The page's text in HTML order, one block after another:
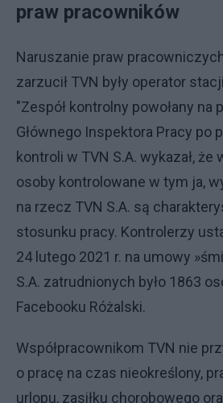
praw pracowników
Naruszanie praw
zarzucił TVN były operator
"Zespół kontrolny powołany na
Głównego Inspektora Pracy po
kontroli w TVN S.A. wykazał, że
osoby kontrolowane w tym ja,
na rzecz TVN S.A. są
stosunku pracy. Kontrolerzy
24 lutego 2021 r. na umowy
S.A. zatrudnionych było 1863
Facebooku Różalski.
Współpracownikom TVN nie
o pracę na czas nieokreślony,
urlopu, zasiłku chorobowego